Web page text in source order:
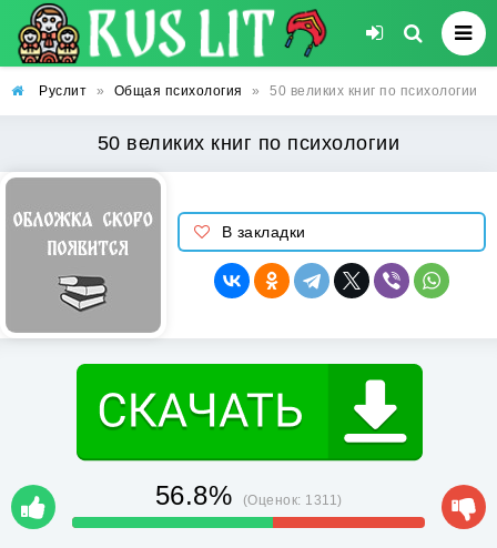
Руслит » Общая психология » 50 великих книг по психологии
50 великих книг по психологии
В закладки
56.8% (Оценок: 1311)